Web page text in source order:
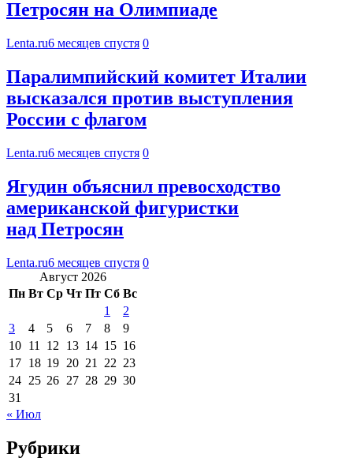
Петросян на Олимпиаде
Lenta.ru6 месяцев спустя 0
Паралимпийский комитет Италии
высказался против выступления
России с флагом
Lenta.ru6 месяцев спустя 0
Ягудин объяснил превосходство
американской фигуристки
над Петросян
Lenta.ru6 месяцев спустя 0
Август 2026
Пн Вт Ср Чт Пт Сб Вс
1
2
3
4 5 6 7 8
9
10 11 12 13 14 15 16
17 18 19 20 21 22 23
24 25 26 27 28 29 30
31
« Июл
Рубрики